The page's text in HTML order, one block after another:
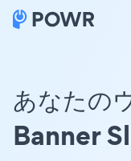
あなたの
Banner